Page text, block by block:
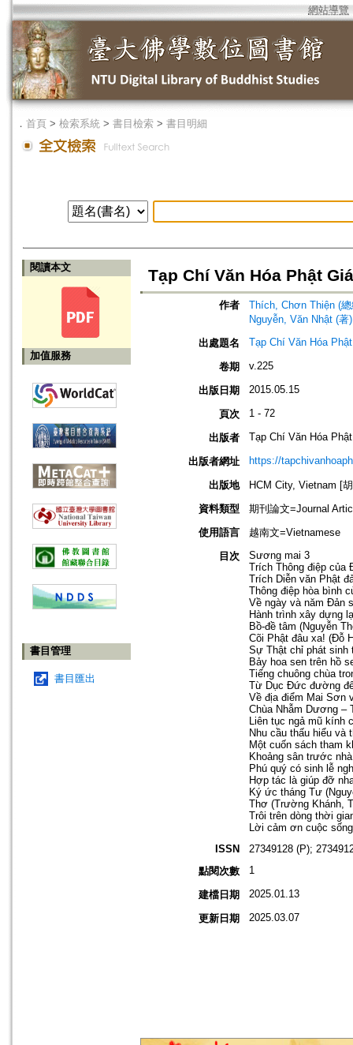
網站導覽
． 首頁 > 檢索系統 > 書目檢索 > 書目明細
閱讀本文
加值服務
書目管理
書目匯出
Tạp Chí Văn Hóa Phật
作者
Thích, Chơn Thiện (總
Nguyễn, Văn Nhật (著)
出處題名
Tạp Chí Văn Hóa
卷期 v.225
出版日期 2015.05.15
頁次 1 - 72
出版者 Tạp Chí Văn Hóa
出版者網址 https://
出版地
HCM City, Vietnam [
資料類型
期刊論文=Journal
使用語言
越南文=Vietnamese
目次
Sương mai 3
Trích Thông điệp của
Trích Diễn văn Phật
Thông điệp hòa bình
Về ngày và năm Đản
Hành trình xây dựng
Bồ-đề tâm (Nguyễn
Cõi Phật đâu xa! (Đỗ
Sự Thật chỉ phát sinh
Bảy hoa sen trên hồ
Tiếng chuông chùa
Từ Dục Đức đường
Về địa điểm Mai Sơn
Chùa Nhẫm Dương –
Liên tục ngả mũ kính
Nhu cầu thấu hiểu và
Một cuốn sách tham
Khoảng sân trước
Phú quý có sinh lễ
Hợp tác là giúp đỡ
Ký ức tháng Tư
Thơ (Trường Khánh,
Trôi trên dòng thời
Lời cảm ơn cuộc
ISSN
27349128 (P);
點閱次數
1
建檔日期 2025.01.13
更新日期 2025.03.07